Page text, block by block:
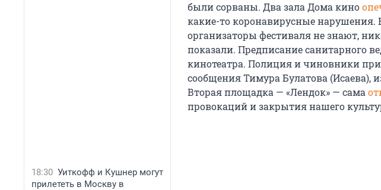
18:30 Уиткофф и Кушнер могут
прилететь в Москву в
были сорваны. Два зала Дома кино
какие-то коронавирусные
организаторы фестиваля не знают,
показали. Предписание санитарного
кинотеатра. Полиция и чиновники
сообщения Тимура Булатова (Исаева),
Вторая площадка — «Лендок» — сама
провокаций и закрытия нашего